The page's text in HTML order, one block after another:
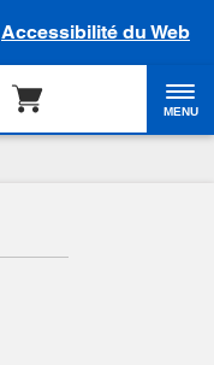
Accessibilité du Web
MENU